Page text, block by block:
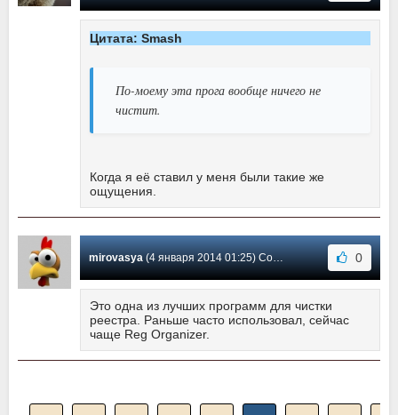
Цитата: Smash
По-моему эта прога вообще ничего не
чистит.
Когда я её ставил у меня были такие же
ощущения.
mirovasya(4 января 2014 01:25) Сообщение #163 0
Это одна из лучших программ для чистки
реестра. Раньше часто использовал, сейчас
чаще Reg Organizer.